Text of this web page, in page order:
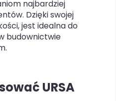
najbardziej
Dzięki swojej
jest idealna do
budownictwie
URSA